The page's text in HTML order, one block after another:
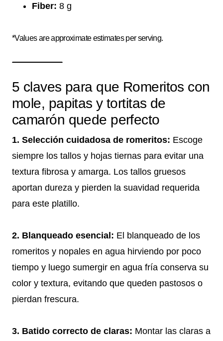
Fiber: 8 g
*Values are approximate estimates per serving.
5 claves para que Romeritos con
mole, papitas y tortitas de
camarón quede perfecto
1. Selección cuidadosa de romeritos: Escoge
siempre los tallos y hojas tiernas para evitar una
textura fibrosa y amarga. Los tallos gruesos
aportan dureza y pierden la suavidad requerida
para este platillo.
2. Blanqueado esencial: El blanqueado de los
romeritos y nopales en agua hirviendo por poco
tiempo y luego sumergir en agua fría conserva su
color y textura, evitando que queden pastosos o
pierdan frescura.
3. Batido correcto de claras: Montar las claras a